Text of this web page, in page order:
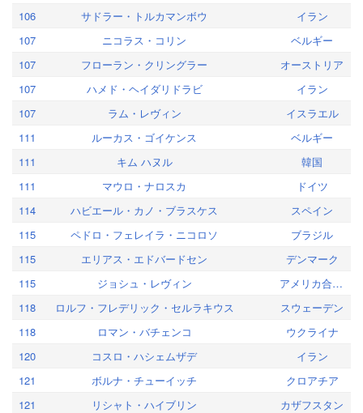
106
サドラー・トルカマンボウ
イラン
107
ニコラス・コリン
ベルギー
107
フローラン・クリングラー
オーストリア
107
ハメド・ヘイダリドラビ
イラン
107
ラム・レヴィン
イスラエル
111
ルーカス・ゴイケンス
ベルギー
111
キム ハヌル
韓国
111
マウロ・ナロスカ
ドイツ
114
ハビエール・カノ・ブラスケス
スペイン
115
ペドロ・フェレイラ・ニコロソ
ブラジル
115
エリアス・エドバードセン
デンマーク
115
ジョシュ・レヴィン
アメリカ合衆国
118
ロルフ・フレデリック・セルラキウス
スウェーデン
118
ロマン・バチェンコ
ウクライナ
120
コスロ・ハシェムザデ
イラン
121
ボルナ・チューイッチ
クロアチア
121
リシャト・ハイブリン
カザフスタン